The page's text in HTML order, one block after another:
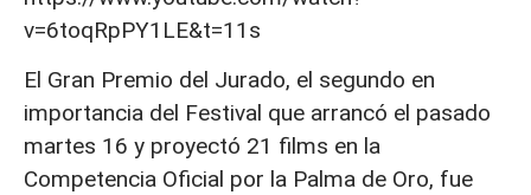
v=6toqRpPY1LE&t=11s
El Gran Premio del Jurado, el segundo en
importancia del Festival que arrancó el pasado
martes 16 y proyectó 21 films en la
Competencia Oficial por la Palma de Oro, fue